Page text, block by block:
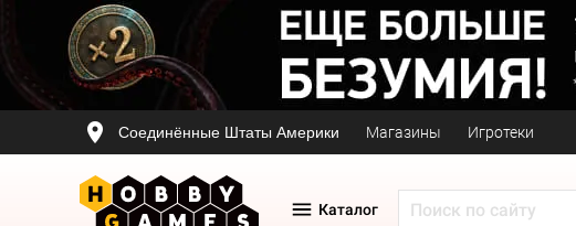
Соединённые Штаты Америки Магазины Игротеки
Каталог